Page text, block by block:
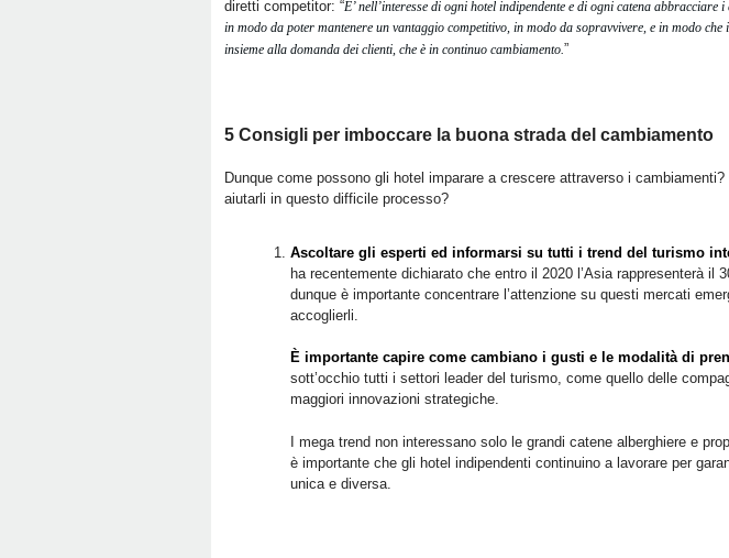
diretti competitor: “E’ nell’interesse di ogni hotel indipendente e di ogni catena abbracciare
in modo da poter mantenere un vantaggio competitivo, in modo da sopravvivere, e in modo
insieme alla domanda dei clienti, che è in continuo cambiamento.”
5 Consigli per imboccare la buona strada del cambiamento
Dunque come possono gli hotel imparare a crescere attraverso i
aiutarli in questo difficile processo?
Ascoltare gli esperti ed informarsi su tutti i trend del turismo
ha recentemente dichiarato che entro il 2020 l’Asia rappresenterà il
dunque è importante concentrare l’attenzione su questi mercati
accoglierli.
È importante capire come cambiano i gusti e le modalità di
sott’occhio tutti i settori leader del turismo, come quello delle
maggiori innovazioni strategiche.
I mega trend non interessano solo le grandi catene alberghiere e
è importante che gli hotel indipendenti continuino a lavorare per
unica e diversa.